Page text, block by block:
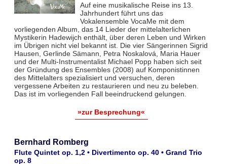
Auf eine musikalische Reise ins 13.
Jahrhundert führt uns das
Vokalensemble VocaMe mit dem
vorliegenden Album, das 14 Lieder der mittelalterlichen
Mystikerin Hadewijch enthält, über deren Leben und Wirken
im Übrigen nicht viel bekannt ist. Die vier Sängerinnen Sigrid
Hausen, Gerlinde Sämann, Petra Noskalová, Maria Hauer
und der Multi-Instrumentalist Michael Popp haben sich seit
der Gründung des Ensembles (2008) auf Komponistinnen
des Mittelalters spezialisiert und versuchen, deren
vergessene Arbeiten zu restaurieren und neu zu beleben.
Das ist im vorliegenden Fall beeindruckend gelungen.
»zur Besprechung«
Bernhard Romberg
Flute Quintet op. 1,2 • Divertimento op. 40 • Grand Trio
op. 8